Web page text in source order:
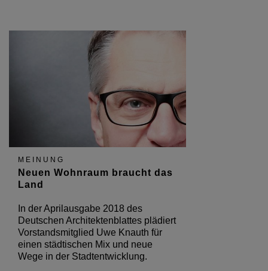
Neuen Wohnraum braucht das
Land
In der Aprilausgabe 2018 des
Vorstandsmitglied Uwe Knauth für
einen städtischen Mix und neue
Wege in der Stadtentwicklung.